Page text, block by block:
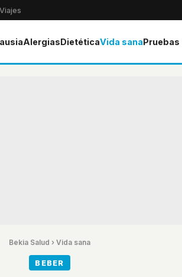
AlergiasDietéticaVida sana
Bekia Salud › Vida sana
BEBER